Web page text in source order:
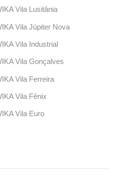
Vila Lusitânia
Vila Júpiter Nova
Vila Industrial
Vila Gonçalves
Vila Ferreira
Vila Fênix
Vila Euro